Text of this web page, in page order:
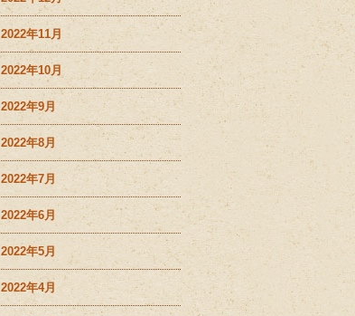
2022年11月
2022年10月
2022年9月
2022年8月
2022年7月
2022年6月
2022年5月
2022年4月